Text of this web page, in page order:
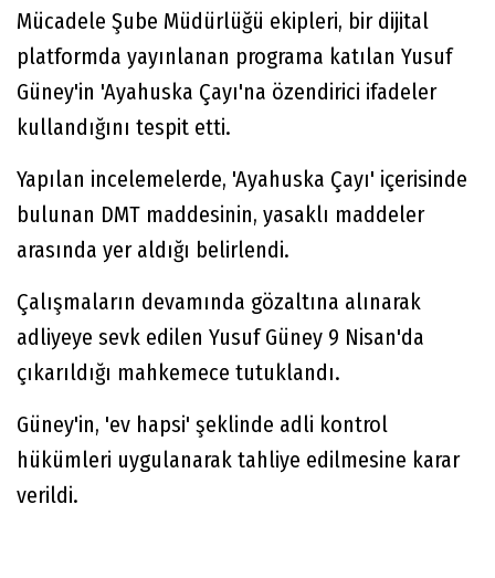
Mücadele Şube Müdürlüğü ekipleri, bir dijital
platformda yayınlanan programa katılan Yusuf
Güney'in 'Ayahuska Çayı'na özendirici ifadeler
kullandığını tespit etti.
Yapılan incelemelerde, 'Ayahuska Çayı' içerisinde
bulunan DMT maddesinin, yasaklı maddeler
arasında yer aldığı belirlendi.
Çalışmaların devamında gözaltına alınarak
adliyeye sevk edilen Yusuf Güney 9 Nisan'da
çıkarıldığı mahkemece tutuklandı.
Güney'in, 'ev hapsi' şeklinde adli kontrol
hükümleri uygulanarak tahliye edilmesine karar
verildi.